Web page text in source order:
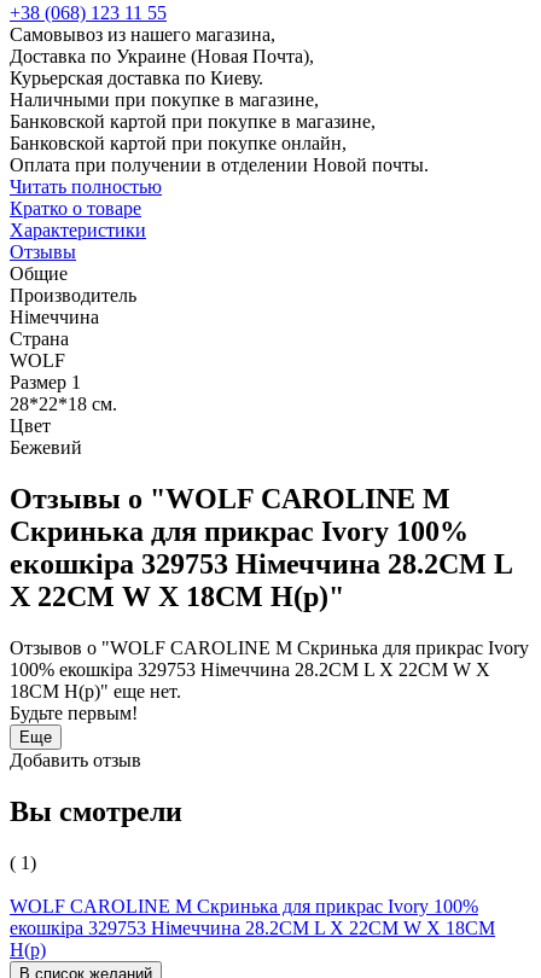
+38 (068) 123 11 55
Самовывоз из нашего магазина,
Доставка по Украине (Новая Почта),
Курьерская доставка по Киеву.
Наличными при покупке в магазине,
Банковской картой при покупке в магазине,
Банковской картой при покупке онлайн,
Оплата при получении в отделении Новой почты.
Читать полностью
Кратко о товаре
Характеристики
Отзывы
Общие
Производитель
Німеччина
Страна
WOLF
Размер 1
28*22*18 см.
Цвет
Бежевий
Отзывы о "WOLF CAROLINE M
Скринька для прикрас Ivory 100%
екошкіра 329753 Німеччина 28.2CM L
X 22CM W X 18CM H(р)"
Отзывов о "WOLF CAROLINE M Скринька для прикрас Ivory
100% екошкіра 329753 Німеччина 28.2CM L X 22CM W X
18CM H(р)" еще нет.
Будьте первым!
Еще
Добавить отзыв
Вы смотрели
( 1)
WOLF CAROLINE M Скринька для прикрас Ivory 100%
екошкіра 329753 Німеччина 28.2CM L X 22CM W X 18CM
H(р)
В список желаний